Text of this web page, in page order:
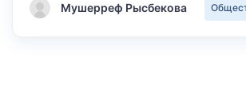
Мушерреф Рысбекова